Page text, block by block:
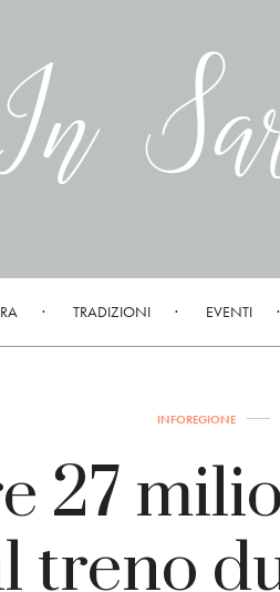
TRADIZIONI EVENTI
INFOREGIONE
27
treno